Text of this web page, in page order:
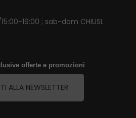
19:00 ; sab-dom CHIUSI.
offerte e promozioni
ALLA NEWSLETTER